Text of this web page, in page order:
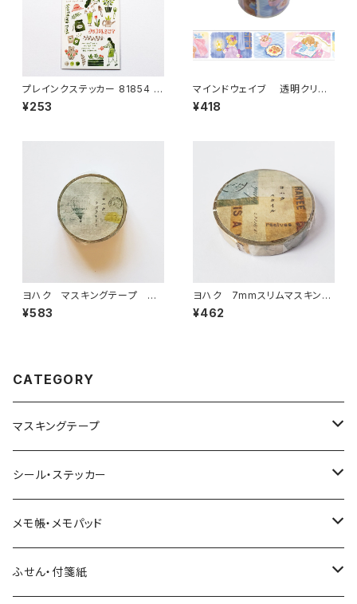
プレインクステッカー 81854 植
物をそだてる グリーン
¥253
マインドウェイブ 透明クリア
テープ95694 リル ストーリー
midnight scene 30mm
¥418
ヨハク マスキングテープ ラ
ボラトリー Y-189
¥583
ヨハク 7mmスリムマスキング
テープ スタイル L-002
¥462
CATEGORY
マスキングテープ
ヨハク
和紙
透明クリア
Hutte paper works （プロペラスタジオ）
ネクタイ
シール・ステッカー
フレークシール
パピアプラッツ（作家もの）
ステッカーシール
メモ帳・メモパッド
ヨハク
ふせん・付箋紙